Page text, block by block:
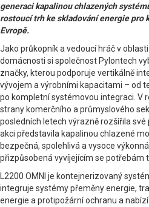
generaci kapalinou chlazených
rostoucí trh ke skladování energie pro
Evropě.
Jako průkopník a vedoucí hráč v
domácnosti si společnost Pylontech
značky, kterou podporuje vertikálně
vývojem a výrobními kapacitami – od
po kompletní systémovou integraci. V
strany komerčního a průmyslového
posledních letech výrazně rozšířila
akci představila kapalinou chlazené
bezpečná, spolehlivá a vysoce
přizpůsobená vyvíjejícím se potřebám
L2200 OMNI je kontejnerizovaný
integruje systémy přeměny energie,
energie a protipožární ochranu a